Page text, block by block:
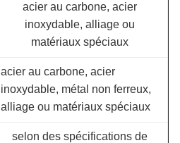
acier au carbone, acier
inoxydable, alliage ou
matériaux spéciaux
acier au carbone, acier
inoxydable, métal non ferreux,
alliage ou matériaux spéciaux
selon des spécifications de